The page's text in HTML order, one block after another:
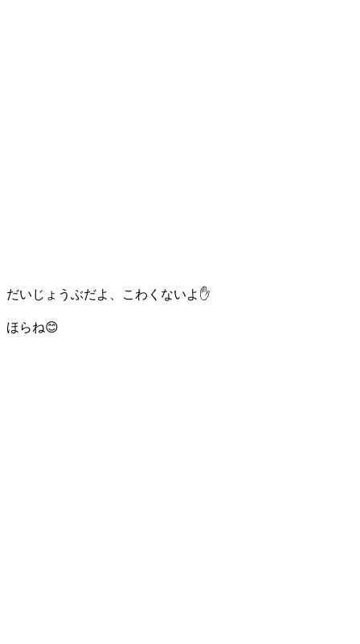
だいじょうぶだよ、こわくないよ✋
ほらね😊